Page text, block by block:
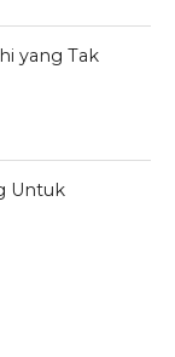
yang Tak
Untuk